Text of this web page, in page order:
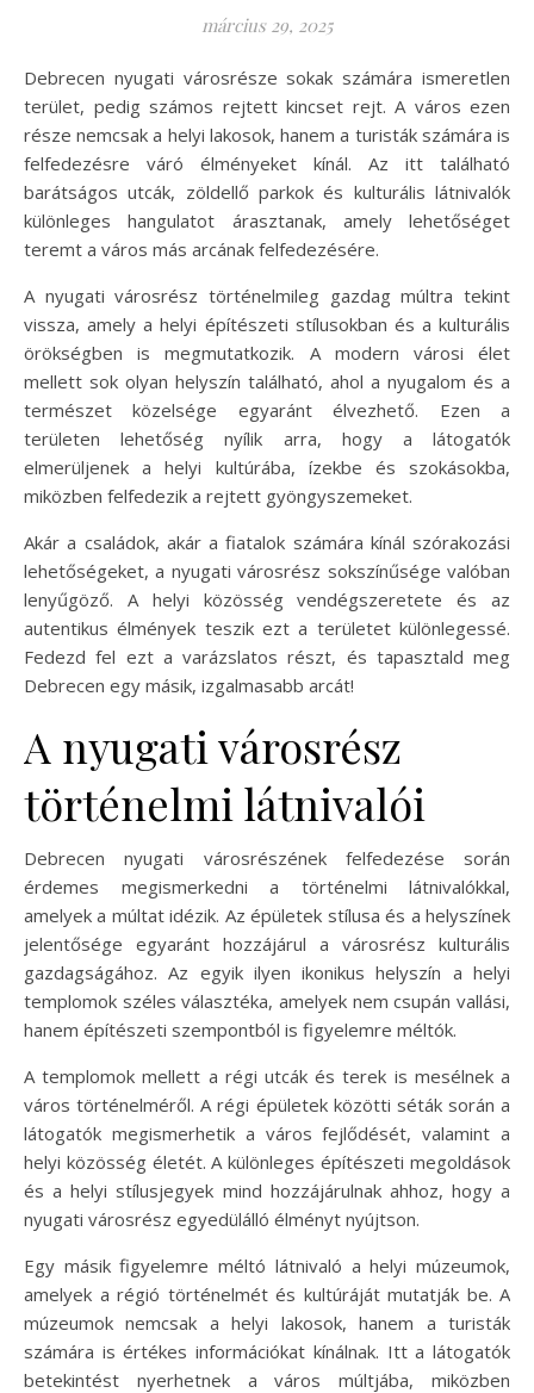
március 29, 2025
Debrecen nyugati városrésze sokak számára ismeretlen
terület, pedig számos rejtett kincset rejt. A város ezen
része nemcsak a helyi lakosok, hanem a turisták számára is
felfedezésre váró élményeket kínál. Az itt található
barátságos utcák, zöldellő parkok és kulturális látnivalók
különleges hangulatot árasztanak, amely lehetőséget
teremt a város más arcának felfedezésére.
A nyugati városrész történelmileg gazdag múltra tekint
vissza, amely a helyi építészeti stílusokban és a kulturális
örökségben is megmutatkozik. A modern városi élet
mellett sok olyan helyszín található, ahol a nyugalom és a
természet közelsége egyaránt élvezhető. Ezen a
területen lehetőség nyílik arra, hogy a látogatók
elmerüljenek a helyi kultúrába, ízekbe és szokásokba,
miközben felfedezik a rejtett gyöngyszemeket.
Akár a családok, akár a fiatalok számára kínál szórakozási
lehetőségeket, a nyugati városrész sokszínűsége valóban
lenyűgöző. A helyi közösség vendégszeretete és az
autentikus élmények teszik ezt a területet különlegessé.
Fedezd fel ezt a varázslatos részt, és tapasztald meg
Debrecen egy másik, izgalmasabb arcát!
A nyugati városrész
történelmi látnivalói
Debrecen nyugati városrészének felfedezése során
érdemes megismerkedni a történelmi látnivalókkal,
amelyek a múltat idézik. Az épületek stílusa és a helyszínek
jelentősége egyaránt hozzájárul a városrész kulturális
gazdagságához. Az egyik ilyen ikonikus helyszín a helyi
templomok széles választéka, amelyek nem csupán vallási,
hanem építészeti szempontból is figyelemre méltók.
A templomok mellett a régi utcák és terek is mesélnek a
város történelméről. A régi épületek közötti séták során a
látogatók megismerhetik a város fejlődését, valamint a
helyi közösség életét. A különleges építészeti megoldások
és a helyi stílusjegyek mind hozzájárulnak ahhoz, hogy a
nyugati városrész egyedülálló élményt nyújtson.
Egy másik figyelemre méltó látnivaló a helyi múzeumok,
amelyek a régió történelmét és kultúráját mutatják be. A
múzeumok nemcsak a helyi lakosok, hanem a turisták
számára is értékes információkat kínálnak. Itt a látogatók
betekintést nyerhetnek a város múltjába, miközben